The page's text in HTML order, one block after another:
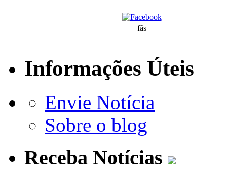
fãs
Informações Úteis
Envie Notícia
Sobre o blog
Receba Notícias